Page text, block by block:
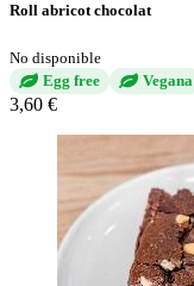
Roll abricot chocolat
No disponible
Egg free
Vegana
3,60 €